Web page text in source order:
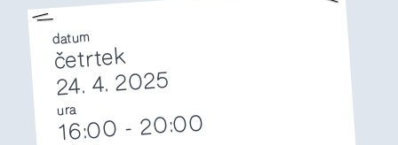
datum
četrtek
24. 4. 2025
ura
16:00 - 20:00